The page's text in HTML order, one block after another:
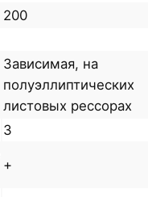
200
Зависимая, на
полуэллиптических
листовых рессорах
3
+